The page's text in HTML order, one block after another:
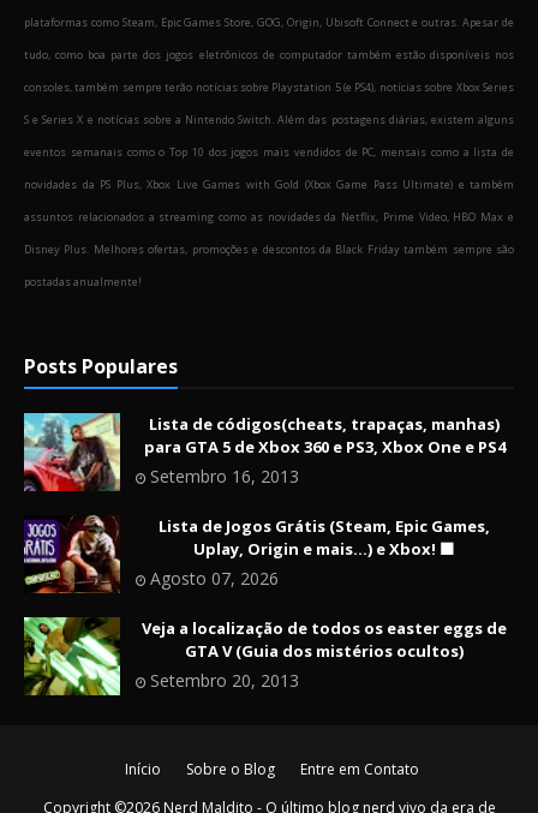
plataformas como Steam, Epic Games Store, GOG, Origin, Ubisoft Connect e outras. Apesar de
tudo, como boa parte dos jogos eletrônicos de computador também estão disponíveis nos
consoles, também sempre terão notícias sobre Playstation 5 (e PS4), notícias sobre Xbox Series
S e Series X e notícias sobre a Nintendo Switch. Além das postagens diárias, existem alguns
eventos semanais como o Top 10 dos jogos mais vendidos de PC, mensais como a lista de
novidades da PS Plus, Xbox Live Games with Gold (Xbox Game Pass Ultimate) e também
assuntos relacionados a streaming como as novidades da Netflix, Prime Video, HBO Max e
Disney Plus. Melhores ofertas, promoções e descontos da Black Friday também sempre são
postadas anualmente!
Posts Populares
Lista de códigos(cheats, trapaças, manhas)
para GTA 5 de Xbox 360 e PS3, Xbox One e PS4
Setembro 16, 2013
Lista de Jogos Grátis (Steam, Epic Games,
Uplay, Origin e mais...) e Xbox! 🟩
Agosto 07, 2026
Veja a localização de todos os easter eggs de
GTA V (Guia dos mistérios ocultos)
Setembro 20, 2013
Início Sobre o Blog
Entre em Contato
Copyright ©2026 Nerd Maldito - O último blog nerd vivo da era de